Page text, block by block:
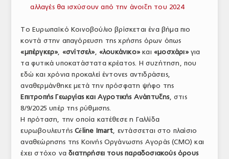
ΣΦΑΓΕΙΑ
ΠΡΩΤΕΣ ΥΛΕΣ
ΕΞΟΠΛΙΣΜΟΣ
ΥΠΗΡΕΣΙΕΣ
ΕΜΠΟΡΙΚΟΙ ΑΝΤΙΠΡΟΣΩΠΟΙ
ΝΟΜΟΘΕΣΙΑ
ΕΛΛΗΝΙΚΗ ΝΟΜΟΘΕΣΙΑ
ΕΥΡΩΠΑΪΚΗ ΝΟΜΟΘΕΣΙΑ
αλλαγές θα ισχύσουν από την άνοιξη του 2024
Το Ευρωπαϊκό Κοινοβούλιο βρίσκεται ένα βήμα πιο
κοντά στην απαγόρευση της χρήσης όρων όπως
«μπέργκερ», «σνίτσελ», «λουκάνικο» και«μοσχάρι»για
τα φυτικά υποκατάστατα κρέατος. Η συζήτηση, που
εδώ και χρόνια προκαλεί έντονες αντιδράσεις,
αναθερμάνθηκε μετά την πρόσφατη ψήφο της
Επιτροπής Γεωργίας και Αγροτικής Ανάπτυξης, στις
8/9/2025 υπέρ της ρύθμισης.
Η πρόταση, την οποία κατέθεσε η Γαλλίδα
ευρωβουλευτήςCéline Imart, εντάσσεται στο πλαίσιο
αναθεώρησης της Κοινής Οργάνωσης Αγοράς (CMO) και
έχει στόχο ναδιατηρήσει τους παραδοσιακούς όρους